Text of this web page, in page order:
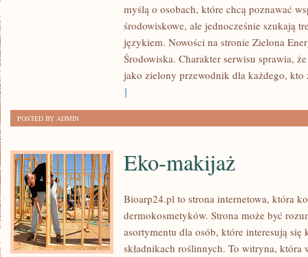
myślą o osobach, które chcą poznawać
środowiskowe, ale jednocześnie szukają
językiem. Nowości na stronie Zielona
Środowiska. Charakter serwisu sprawia,
jako zielony przewodnik dla każdego, kto
]
POSTED BY ADMIN
Eko-makijaż
Bioarp24.pl to strona internetowa, która
dermokosmetyków. Strona może być
asortymentu dla osób, które interesują
składnikach roślinnych. To witryna, która